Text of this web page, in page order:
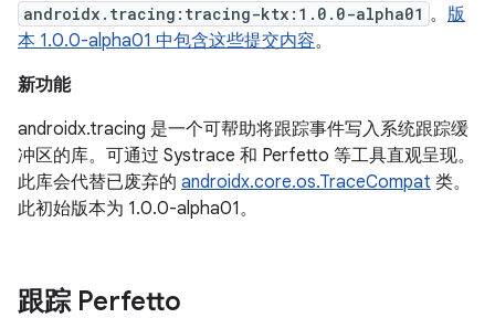
androidx.tracing:tracing-ktx:1.0.0-alpha01 。 版
本 1.0.0-alpha01 中包含这些提交内容。
新功能
androidx.tracing 是一个可帮助将跟踪事件写入系统跟踪缓
冲区的库。可通过 Systrace 和 Perfetto 等工具直观呈现。
此库会代替已废弃的 androidx.core.os.TraceCompat 类。
此初始版本为 1.0.0-alpha01。
跟踪 Perfetto